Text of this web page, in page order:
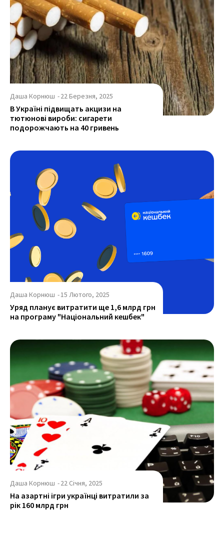
Даша Корнюш -22 Березня, 2025
В Україні підвищать акцизи на
тютюнові вироби: сигарети
подорожчають на 40 гривень
Даша Корнюш -15 Лютого, 2025
Уряд планує витратити ще 1,6 млрд грн
на програму "Національний кешбек"
Даша Корнюш -22 Січня, 2025
На азартні ігри українці витратили за
рік 160 млрд грн